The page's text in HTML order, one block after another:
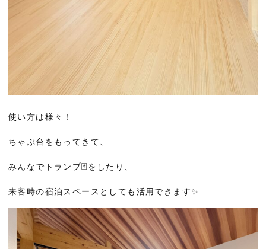
使い方は様々！
ちゃぶ台をもってきて、
みんなでトランプ🃏をしたり、
来客時の宿泊スペースとしても活用できます✨